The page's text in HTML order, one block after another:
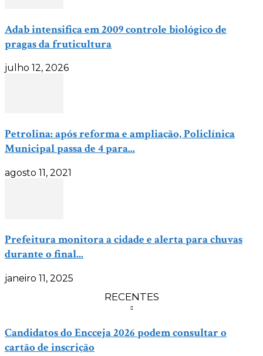
Adab intensifica em 2009 controle biológico de
pragas da fruticultura
julho 12, 2026
Petrolina: após reforma e ampliação, Policlínica
Municipal passa de 4 para...
agosto 11, 2021
Prefeitura monitora a cidade e alerta para chuvas
durante o final...
janeiro 11, 2025
RECENTES
Candidatos do Encceja 2026 podem consultar o
cartão de inscrição